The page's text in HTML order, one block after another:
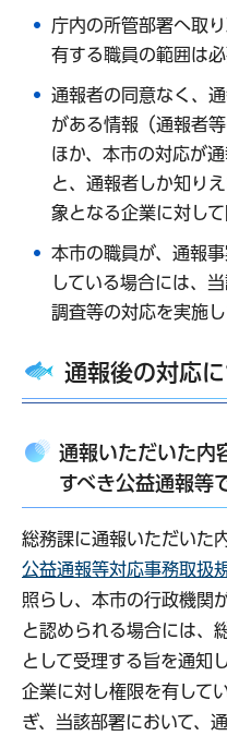
庁内の所管部署へ取
有する職員の範囲は必
通報者の同意なく、
がある情報（通報者
ほか、本市の対応が
と、通報者しか知り
象となる企業に対し
本市の職員が、通報
している場合には、
調査等の対応を実施し
通報後の対応
通報いただいた内
すべき公益通報等
総務課に通報いただいた
公益通報等対応事務取扱
照らし、本市の行政機関
と認められる場合には、
として受理する旨を通知
企業に対し権限を有して
ぎ、当該部署において、